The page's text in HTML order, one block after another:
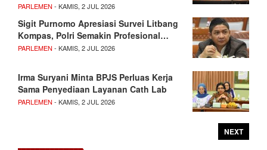
PARLEMEN - KAMIS, 2 JUL 2026
Sigit Purnomo Apresiasi Survei Litbang
Kompas, Polri Semakin Profesional…
PARLEMEN - KAMIS, 2 JUL 2026
Irma Suryani Minta BPJS Perluas Kerja
Sama Penyediaan Layanan Cath Lab
PARLEMEN - KAMIS, 2 JUL 2026
NEXT